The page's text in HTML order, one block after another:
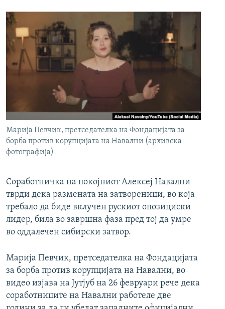
СЛЕДЕТЕ НЕ
РСЕ веб страници
Марија Певчик, претседателка на Фондацијата за
борба против корупцијата на Навални (архивска
фотографија)
Соработничка на покојниот Алексеј Навални
тврди дека размената на затвореници, во која
требало да биде вклучен рускиот опозициски
лидер, била во завршна фаза пред тој да умре
во оддалечен сибирски затвор.
Марија Певчик, претседателка на Фондацијата
за борба против корупцијата на Навални, во
видео изјава на Јутјуб на 26 февруари рече дека
соработниците на Навални работеле две